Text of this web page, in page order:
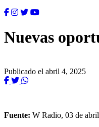
Nuevas
Publicado el abril 4, 2025
Fuente: W Radio, 03 de